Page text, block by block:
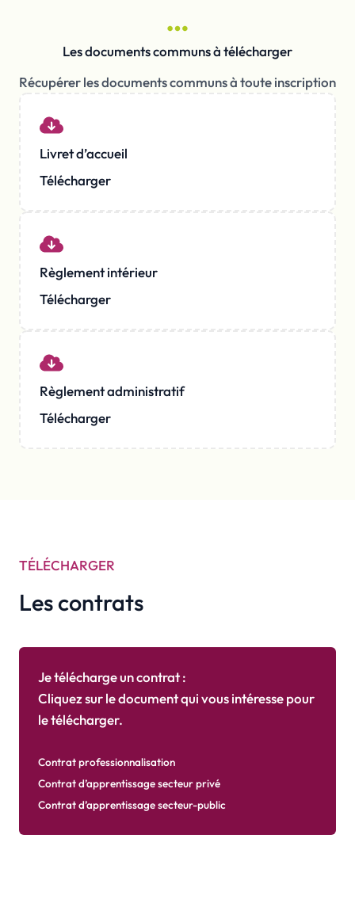
Les documents communs à télécharger
Récupérer les documents communs à toute inscription
Livret d’accueil
Télécharger
Règlement intérieur
Télécharger
Règlement administratif
Télécharger
TÉLÉCHARGER
Les contrats
Je télécharge un contrat :
Cliquez sur le document qui vous intéresse pour
le télécharger.
Contrat professionnalisation
Contrat d’apprentissage secteur privé
Contrat d’apprentissage secteur-public